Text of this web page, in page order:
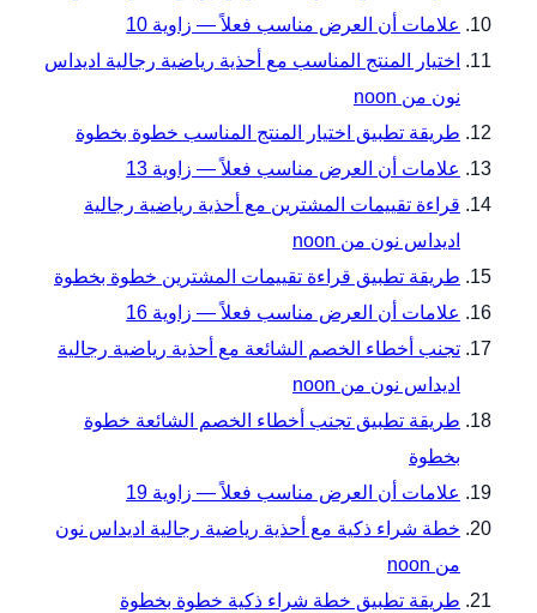
علامات أن العرض مناسب فعلاً — زاوية 10
اختيار المنتج المناسب مع أحذية رياضية رجالية اديداس
نون من noon
طريقة تطبيق اختيار المنتج المناسب خطوة بخطوة
علامات أن العرض مناسب فعلاً — زاوية 13
قراءة تقييمات المشترين مع أحذية رياضية رجالية
اديداس نون من noon
طريقة تطبيق قراءة تقييمات المشترين خطوة بخطوة
علامات أن العرض مناسب فعلاً — زاوية 16
تجنب أخطاء الخصم الشائعة مع أحذية رياضية رجالية
اديداس نون من noon
طريقة تطبيق تجنب أخطاء الخصم الشائعة خطوة
بخطوة
علامات أن العرض مناسب فعلاً — زاوية 19
خطة شراء ذكية مع أحذية رياضية رجالية اديداس نون
من noon
طريقة تطبيق خطة شراء ذكية خطوة بخطوة